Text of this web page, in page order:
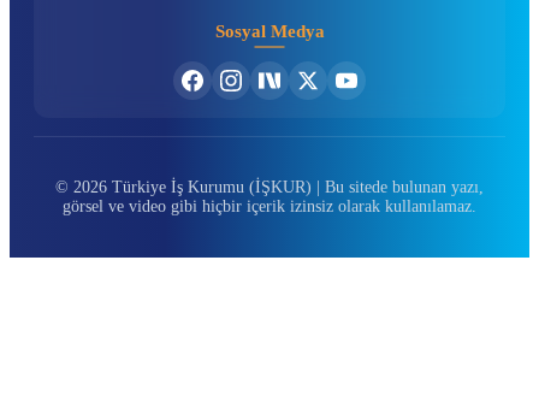
Sosyal Medya
© 2026 Türkiye İş Kurumu (İŞKUR) | Bu sitede bulunan yazı,
görsel ve video gibi hiçbir içerik izinsiz olarak kullanılamaz.